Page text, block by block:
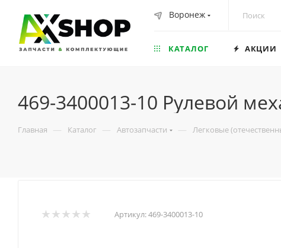
Воронеж
КАТАЛОГ АКЦИИ
469-3400013-10 Рулевой
Главная — Каталог — Автозапчасти — Легковые
Артикул:469-3400013-10